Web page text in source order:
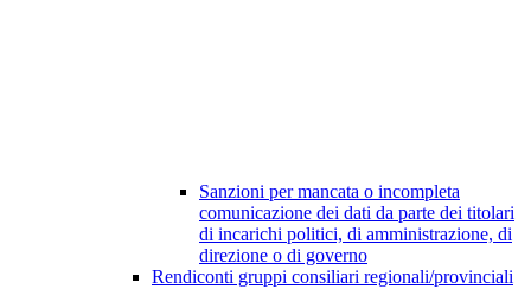
Sanzioni per mancata o incompleta
comunicazione dei dati da parte dei titolari
di incarichi politici, di amministrazione, di
direzione o di governo
Rendiconti gruppi consiliari regionali/provinciali